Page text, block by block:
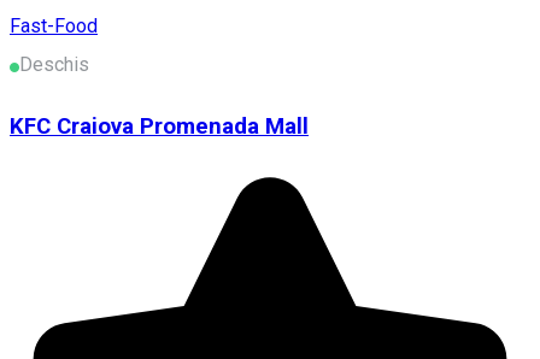
Fast-Food
Deschis
KFC Craiova Promenada Mall